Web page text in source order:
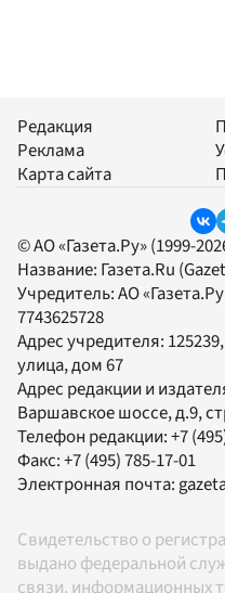
Редакция
Реклама
Карта сайта
© АО «Газета.Ру» (1999-
Название: Газета.Ru
Учредитель:АО
7743625728
Адрес учредителя:
улица, дом 67
Адрес редакции и
Варшавское шоссе, д.9,
Телефон редакции:+7
Факс:+7 (495) 785-17-01
Электронная почта:
Свидетельство о
выдано федеральной
связи, информационных